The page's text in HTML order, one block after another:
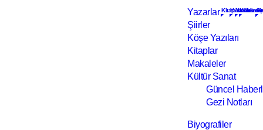
Yazarlar
Şiirler
Köşe Yazıları
Kitaplar
Kitap inceleme
Makaleler
Yazarlara
Kültür Sanat
Kültür
Güncel
Gezi Notları
Biyografiler
Yazar ve